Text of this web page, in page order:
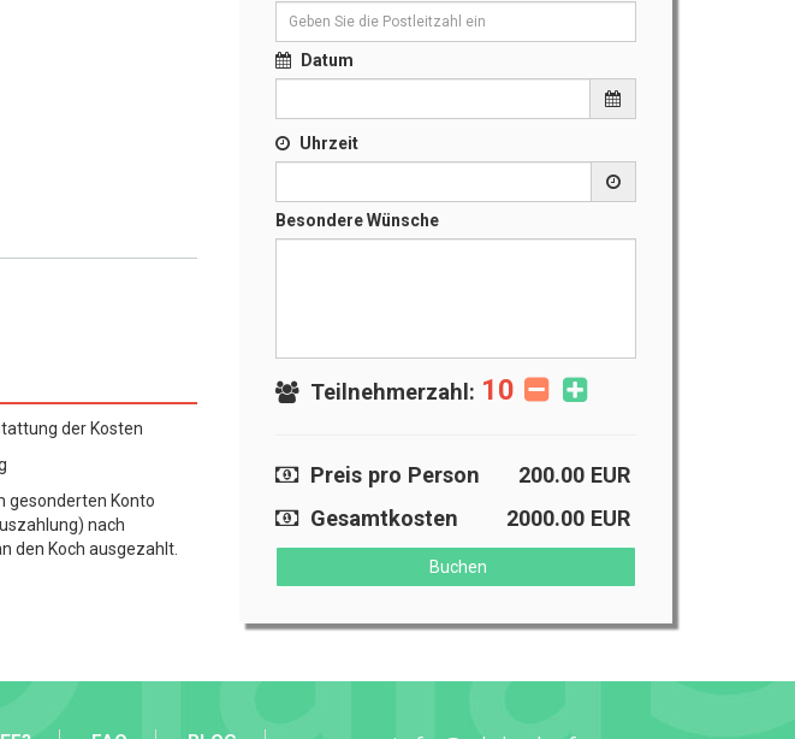
der Kosten
gesonderten Konto
nach
den Koch ausgezahlt.
Datum
Uhrzeit
Besondere Wünsche
Teilnehmerzahl: 10
Preis pro Person EUR
200.00
Gesamtkosten
EUR
2000.00
Buchen